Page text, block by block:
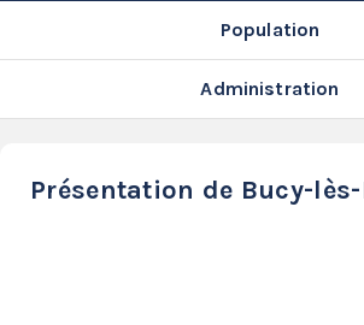
Population
Administration
Présentation de Bucy-